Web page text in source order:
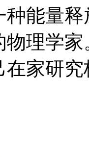
群众牺牲能量
理学
家研